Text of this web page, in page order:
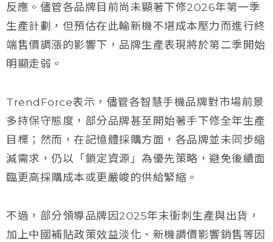
反應。儘管各品牌目前尚未顯著下修2026年第一季
生產計劃，但預估在此輪新機不堪成本壓力而進行終
端售價調漲的影響下，品牌生產表現將於第二季開始
明顯走弱。
TrendForce表示，儘管各智慧手機品牌對市場前景
多持保守態度，部分品牌甚至開始著手下修全年生產
目標；然而，在記憶體採購方面，各品牌並未同步縮
減需求，仍以「鎖定資源」為優先策略，避免後續面
臨更高採購成本或更嚴峻的供給緊縮。
不過，部分領導品牌因2025年末衝刺生產與出貨，
加上中國補貼政策效益淡化、新機調價影響銷售等因